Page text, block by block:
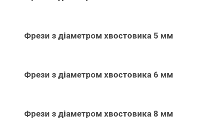
Фрези з діаметром хвостовика 5 мм
Фрези з діаметром хвостовика 6 мм
Фрези з діаметром хвостовика 8 мм